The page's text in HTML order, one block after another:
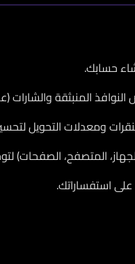
حسابك.
المنبثقة والشارات
ومعدلات التحويل
المتصفح، الصفحات)
على استفساراتك.